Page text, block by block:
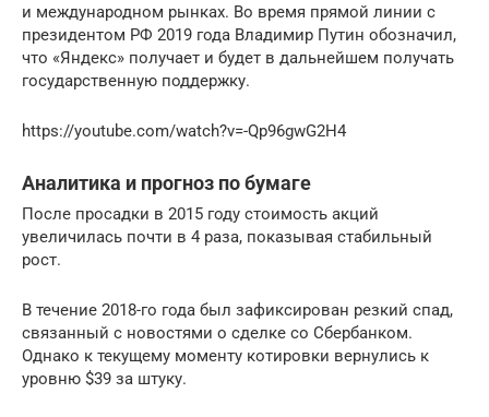
и международном рынках. Во время прямой линии с
президентом РФ 2019 года Владимир Путин обозначил,
что «Яндекс» получает и будет в дальнейшем получать
государственную поддержку.
https://youtube.com/watch?v=-Qp96gwG2H4
Аналитика и прогноз по бумаге
После просадки в 2015 году стоимость акций
увеличилась почти в 4 раза, показывая стабильный
рост.
В течение 2018-го года был зафиксирован резкий спад,
связанный с новостями о сделке со Сбербанком.
Однако к текущему моменту котировки вернулись к
уровню $39 за штуку.